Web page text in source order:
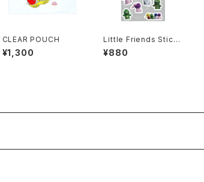
CLEAR POUCH
¥1,300
Little Friends Stick
er Sheet
¥880